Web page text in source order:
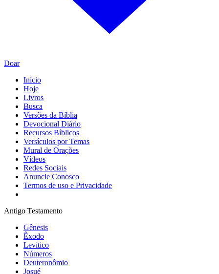
Doar
Início
Hoje
Livros
Busca
Versões da Bíblia
Devocional Diário
Recursos Bíblicos
Versículos por Temas
Mural de Orações
Vídeos
Redes Sociais
Anuncie Conosco
Termos de uso e Privacidade
Antigo Testamento
Gênesis
Êxodo
Levítico
Números
Deuteronômio
Josué